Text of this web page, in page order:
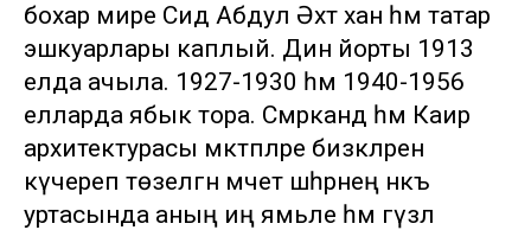
бохар әмире Сәид Абдул Әхәт хан һәм татар
эшкуарлары каплый. Дин йорты 1913
елда ачыла. 1927-1930 һәм 1940-1956
елларда ябык тора. Сәмәрканд һәм Каир
архитектурасы мәктәпләре бизәкләрен
күчереп төзелгән мәчет шәһәрнең нәкъ
уртасында аның иң ямьле һәм гүзәл